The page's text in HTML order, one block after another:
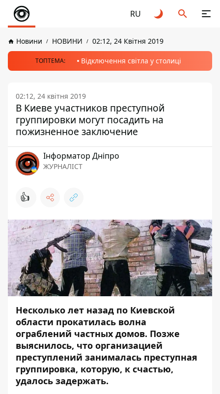
RU
Новини НОВИНИ 02:12, 24 Квітня 2019
ТОПТЕМА: Відключення світла у столиці
02:12, 24 квітня 2019
В Киеве участников преступной
группировки могут посадить на
пожизненное заключение
Інформатор Дніпро
ЖУРНАЛІСТ
👍
Несколько лет назад по Киевской
области прокатилась волна
ограблений частных домов. Позже
выяснилось, что организацией
преступлений занималась преступная
группировка, которую, к счастью,
удалось задержать.